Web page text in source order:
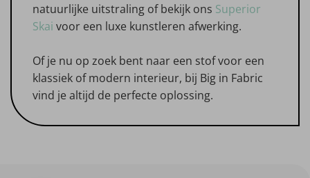
natuurlijke uitstraling of bekijk ons Superior
Skai voor een luxe kunstleren afwerking.
Of je nu op zoek bent naar een stof voor een
klassiek of modern interieur, bij Big in Fabric
vind je altijd de perfecte oplossing.